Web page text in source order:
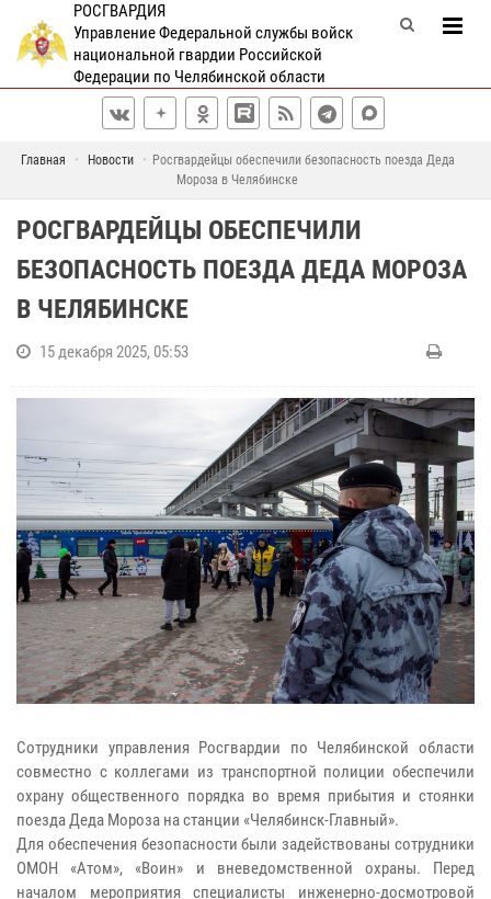
РОСГВАРДИЯ
Управление Федеральной службы войск
национальной гвардии Российской
Федерации по Челябинской области
Главная Новости
Росгвардейцы обеспечили безопасность поезда Деда
Мороза в Челябинске
РОСГВАРДЕЙЦЫ ОБЕСПЕЧИЛИ
БЕЗОПАСНОСТЬ ПОЕЗДА ДЕДА МОРОЗА
В ЧЕЛЯБИНСКЕ
15 декабря 2025, 05:53
Сотрудники управления Росгвардии по Челябинской области
совместно с коллегами из транспортной полиции обеспечили
охрану общественного порядка во время прибытия и стоянки
поезда Деда Мороза на станции «Челябинск-Главный».
Для обеспечения безопасности были задействованы сотрудники
ОМОН «Атом», «Воин» и вневедомственной охраны. Перед
началом мероприятия специалисты инженерно-досмотровой